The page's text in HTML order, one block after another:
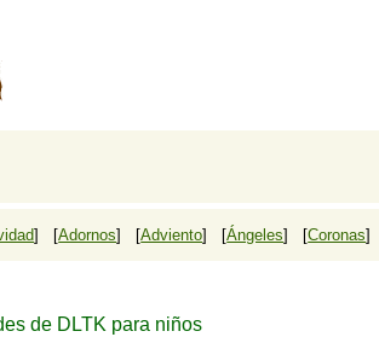
] [Adornos] [Adviento] [Ángeles] [Coronas]
de DLTK para niños